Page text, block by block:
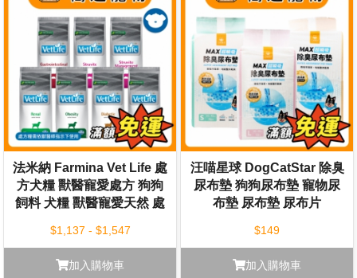
法米納 Farmina Vet Life 處
方犬糧 獸醫寵愛處方 狗狗
飼料 犬糧 獸醫寵愛天然 處
$1,137 - $1,547
加入購物車
汪喵星球 DogCatStar 除臭
尿布墊 狗狗尿布墊 寵物尿
布墊 尿布墊 尿布片
$149
加入購物車